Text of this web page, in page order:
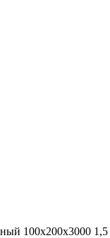
100х200х3000